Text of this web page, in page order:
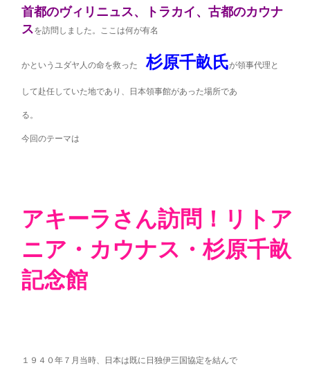
首都のヴィリニュス、トラカイ、古都のカウナ
スを訪問しました。ここは何が有名
かというユダヤ人の命を救った杉原千畝氏が領事代理と
して赴任していた地であり、日本領事館があった場所であ
る。
今回のテーマは
アキーラさん訪問！リトア
ニア・カウナス・杉原千畝
記念館
１９４０年７月当時、日本は既に日独伊三国協定を結んで